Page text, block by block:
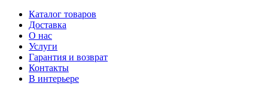
Каталог товаров
Доставка
О нас
Услуги
Гарантия и возврат
Контакты
В интерьере